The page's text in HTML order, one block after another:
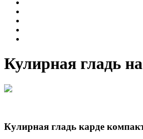
Кулирная гладь
Кулирная гладь карде